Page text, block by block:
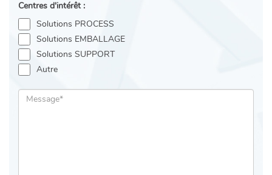
Centres d'intérêt :
Solutions PROCESS
Solutions EMBALLAGE
Solutions SUPPORT
Autre